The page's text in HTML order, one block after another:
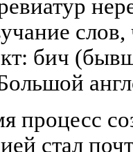
слов,
бич
процесс
стал